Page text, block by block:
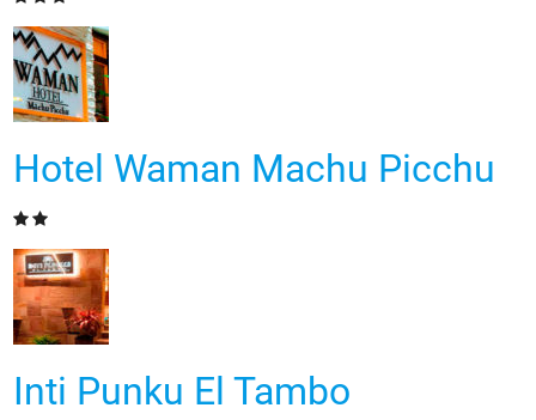
Hotel Waman Machu Picchu
Inti Punku El Tambo